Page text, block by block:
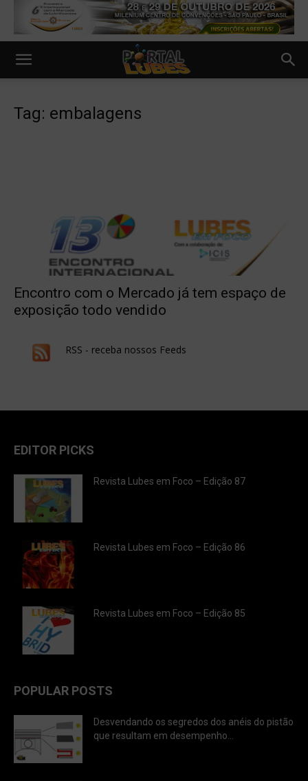
Tag: embalagens
Encontro com o Mercado já tem espaço de
exposição todo vendido
RSS - receba nossos Feeds
EDITOR PICKS
Revista Lubes em Foco – Edição 87
Revista Lubes em Foco – Edição 86
Revista Lubes em Foco – Edição 85
POPULAR POSTS
Desvendando os segredos dos anéis do pistão
que resultam em desempenho...